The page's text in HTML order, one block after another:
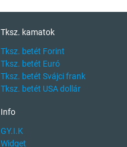
Tksz. kamatok
Tksz. betét Forint
Tksz. betét Euró
Tksz. betét Svájci frank
Tksz. betét USA dollár
Info
GY.I.K
Widget